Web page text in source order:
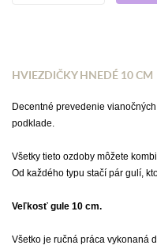
HVIEZDIČKY HNEDÉ 10 CM
Decentné prevedenie
podklade.
Všetky tieto ozdoby môžete
Od každého typu stačí pár gulí,
Veľkosť gule 10 cm.
Všetko je ručná práca vykonaná